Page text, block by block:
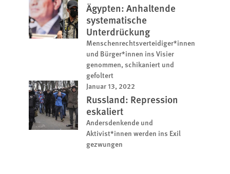
Ägypten: Anhaltende
systematische
Unterdrückung
Menschenrechtsverteidiger*innen
und Bürger*innen ins Visier
genommen, schikaniert und
gefoltert
Januar 13, 2022
Russland: Repression
eskaliert
Andersdenkende und
Aktivist*innen werden ins Exil
gezwungen